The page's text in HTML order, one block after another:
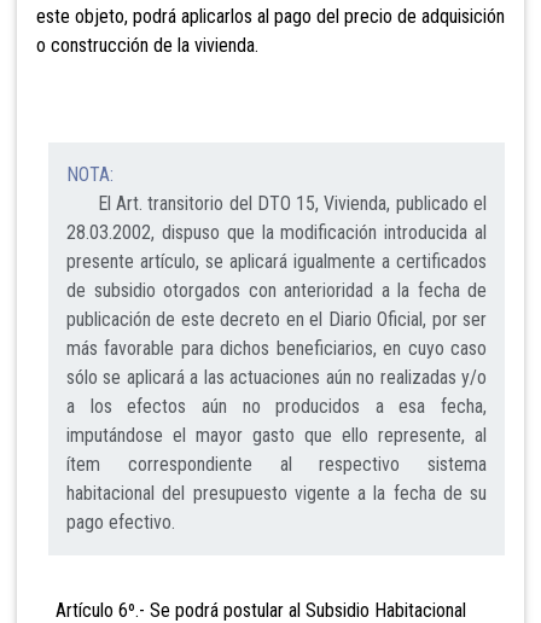
este objeto, podrá aplicarlos al pago del precio de adquisición
o construcción de la vivienda.
NOTA:
El Art. transitorio del DTO 15, Vivienda, publicado el
28.03.2002, dispuso que la modificación introducida al
presente artículo, se aplicará igualmente a certificados
de subsidio otorgados con anterioridad a la fecha de
publicación de este decreto en el Diario Oficial, por ser
más favorable para dichos beneficiarios, en cuyo caso
sólo se aplicará a las actuaciones aún no realizadas y/o
a los efectos aún no producidos a esa fecha,
imputándose el mayor gasto que ello represente, al
ítem correspondiente al respectivo sistema
habitacional del presupuesto vigente a la fecha de su
pago efectivo.
Artículo 6º.- Se podrá postular al Subsidio Habitacional